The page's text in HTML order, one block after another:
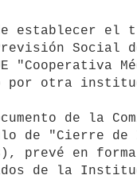
establecer
Previsión
"Cooperativa
por otra
de
de "Cierre
prevé en
de la